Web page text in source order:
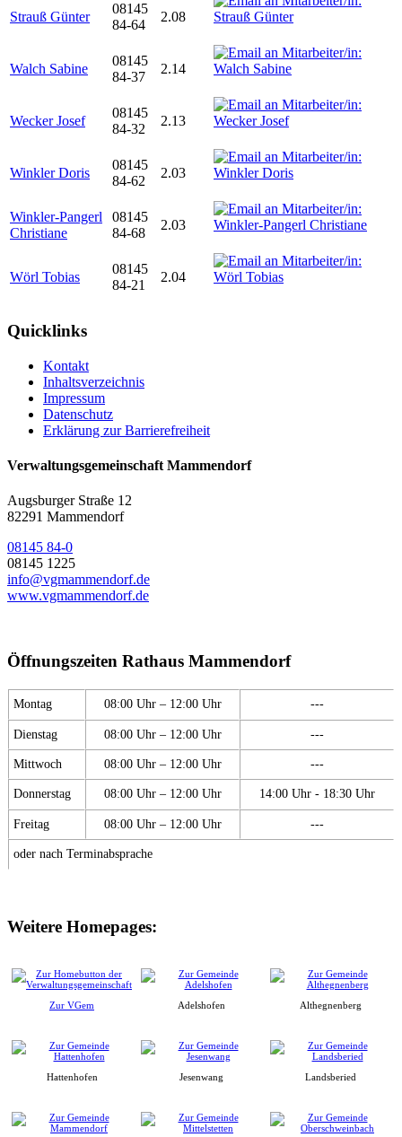
Strauß Günter
08145
84-64
2.08
Walch Sabine
08145
84-37
2.14
Wecker Josef
08145
84-32
2.13
Winkler Doris
08145
84-62
2.03
Winkler-Pangerl
Christiane
08145
84-68
2.03
Wörl Tobias
08145
84-21
2.04
Quicklinks
Kontakt
Inhaltsverzeichnis
Impressum
Datenschutz
Erklärung zur Barrierefreiheit
Verwaltungsgemeinschaft Mammendorf
Augsburger Straße 12
82291 Mammendorf
08145 84-0
08145 1225
info@vgmammendorf.de
www.vgmammendorf.de
Öffnungszeiten Rathaus Mammendorf
Montag 08:00 Uhr – 12:00 Uhr ---
Dienstag 08:00 Uhr – 12:00 Uhr ---
Mittwoch 08:00 Uhr – 12:00 Uhr ---
Donnerstag 08:00 Uhr – 12:00 Uhr 14:00 Uhr - 18:30 Uhr
Freitag 08:00 Uhr – 12:00 Uhr ---
oder nach Terminabsprache
Weitere Homepages:
Zur VGem Adelshofen Althegnenberg
Hattenhofen Jesenwang Landsberied